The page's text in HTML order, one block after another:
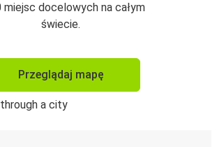
miejsc docelowych na całym
świecie.
Przeglądaj mapę